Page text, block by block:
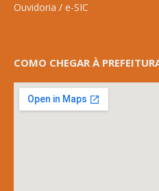
Ouvidoria / e-SIC
COMO CHEGAR À